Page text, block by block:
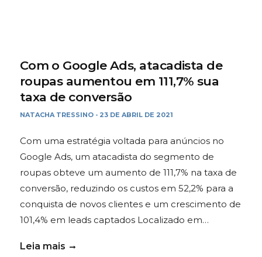
Com o Google Ads, atacadista de
roupas aumentou em 111,7% sua
taxa de conversão
NATACHA TRESSINO - 23 DE ABRIL DE 2021
Com uma estratégia voltada para anúncios no
Google Ads, um atacadista do segmento de
roupas obteve um aumento de 111,7% na taxa de
conversão, reduzindo os custos em 52,2% para a
conquista de novos clientes e um crescimento de
101,4% em leads captados Localizado em…
Leia mais